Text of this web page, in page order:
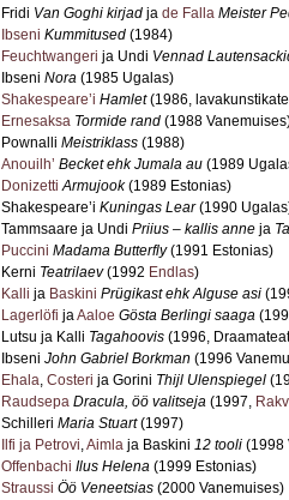
Fridi Van Goghi kirjad ja de Falla Meister
Ibseni Kummitused (1984)
Feuchtwangeri ja Undi Vennad
Ibseni Nora (1985 Ugalas)
Shakespeare’i Hamlet(1986,
Ernesaksa Tormide rand (1988
Pownalli Meistriklass (1988)
Anouilh’ Becket ehk Jumala au (1989
Donizetti Armujook(1989 Estonias)
Shakespeare’i Kuningas Lear(1990
Tammsaare ja Undi Priius – kallis anne ja
Puccini Madama Butterfly(1991 Estonias)
Kerni Teatrilaev(1992 Endlas)
Kalli ja Baskini Prügikast ehk Alguse asi
Lagerlöfi jaAaloe Gösta Berlingi saaga
Lutsu ja Kalli Tagahoovis (1996,
Ibseni John Gabriel Borkman (1996
Ehala, Costeri ja Gorini Thijl Ulenspiegel
Raudsepa Dracula, öö valitseja (1997,
Schilleri Maria Stuart(1997)
Ilfi ja Petrovi,Aimla ja Baskini 12 tooli (1998
Offenbachi Ilus Helena (1999 Estonias)
Straussi Öö Veneetsias (2000 Vanemuises)